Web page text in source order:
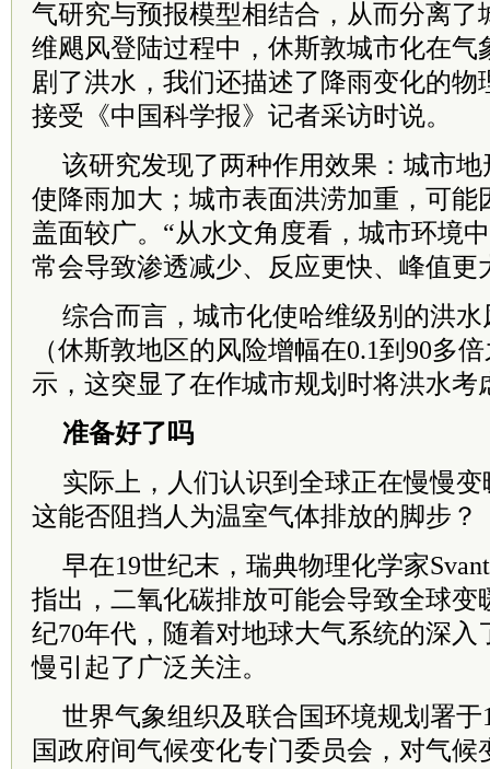
气研究与预报模型相结合，从而分离了
维飓风登陆过程中，休斯敦城市化在气
剧了洪水，我们还描述了降雨变化的
接受《中国科学报》记者采访时说。
该研究发现了两种作用效果：城市
使降雨加大；城市表面洪涝加重，可能
盖面较广。“从水文角度看，城市环境
常会导致渗透减少、反应更快、峰值更
综合而言，城市化使哈维级别的洪
（休斯敦地区的风险增幅在0.1到90多
示，这突显了在作城市规划时将洪水考
准备好了吗
实际上，人们认识到全球正在慢慢
这能否阻挡人为温室气体排放的脚步？
早在19世纪末，瑞典物理化学家
指出，二氧化碳排放可能会导致全球变
纪70年代，随着对地球大气系统的深入
慢引起了广泛关注。
世界气象组织及联合国环境规划署于
国政府间气候变化专门委员会，对气候